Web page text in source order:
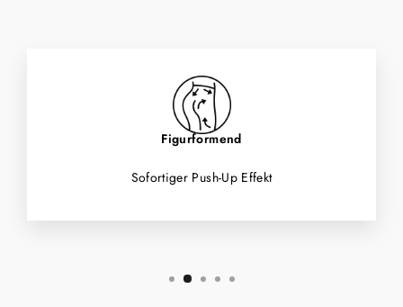
Figurformend
Sofortiger Push-Up Effekt